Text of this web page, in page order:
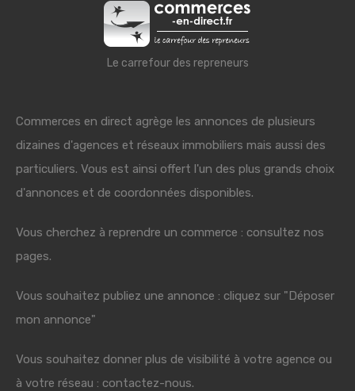
Le carrefour des repreneurs
Commerces en direct agrège les annonces de plusieurs
dizaines d'agences et réseaux immobiliers mais aussi des
particuliers. Vous est ainsi offert l'un des plus grands choix
d'annonces et de coordonnées disponibles.
Vous cherchez à reprendre un commerce : consultez nos
pages.
Vous souhaitez publiez une annonce : cliquez sur "Déposer
mon annonce"
Vous souhaitez donner plus de visibilité à votre agence ou
à votre réseau : contactez-nous.